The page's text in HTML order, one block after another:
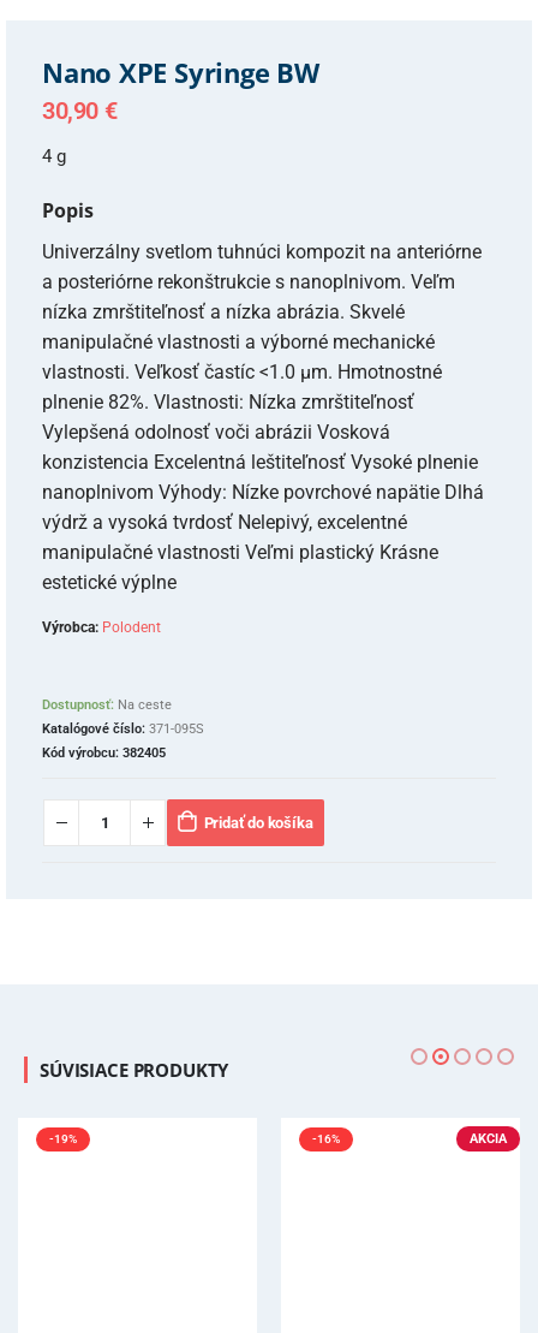
Nano XPE Syringe BW
30,90 €
4 g
Popis
Univerzálny svetlom tuhnúci kompozit na anteriórne
a posteriórne rekonštrukcie s nanoplnivom. Veľm
nízka zmrštiteľnosť a nízka abrázia. Skvelé
manipulačné vlastnosti a výborné mechanické
vlastnosti. Veľkosť častíc <1.0 µm. Hmotnostné
plnenie 82%. Vlastnosti: Nízka zmrštiteľnosť
Vylepšená odolnosť voči abrázii Vosková
konzistencia Excelentná leštiteľnosť Vysoké plnenie
nanoplnivom Výhody: Nízke povrchové napätie Dlhá
výdrž a vysoká tvrdosť Nelepivý, excelentné
manipulačné vlastnosti Veľmi plastický Krásne
estetické výplne
Výrobca: Polodent
Dostupnosť: Na ceste
Katalógové číslo: 371-095S
Kód výrobcu: 382405
Pridať do košíka
SÚVISIACE PRODUKTY
-19% AKCIA
-16%